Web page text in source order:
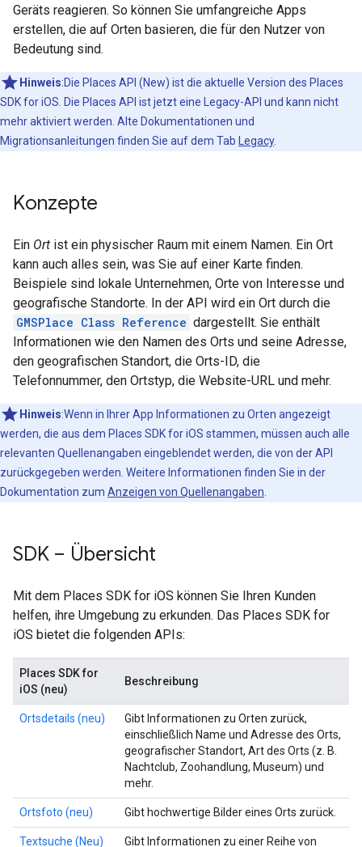
Geräts reagieren. So können Sie umfangreiche Apps
erstellen, die auf Orten basieren, die für den Nutzer von
Bedeutung sind.
Hinweis:Die Places API (New) ist die aktuelle Version des Places
SDK for iOS. Die Places API ist jetzt eine Legacy-API und kann nicht
mehr aktiviert werden. Alte Dokumentationen und
Migrationsanleitungen finden Sie auf dem Tab
Legacy.
Konzepte
Ein Ort ist ein physischer Raum mit einem Namen. Ein Ort
kann auch alles sein, was Sie auf einer Karte finden.
Beispiele sind lokale Unternehmen, Orte von Interesse und
geografische Standorte. In der API wird ein Ort durch die
GMSPlace Class Reference dargestellt. Sie enthält
Informationen wie den Namen des Orts und seine Adresse,
den geografischen Standort, die Orts-ID, die
Telefonnummer, den Ortstyp, die Website-URL und mehr.
Hinweis:Wenn in Ihrer App Informationen zu Orten angezeigt
werden, die aus dem Places SDK for iOS stammen, müssen auch alle
relevanten Quellenangaben eingeblendet werden, die von der API
zurückgegeben werden. Weitere Informationen finden Sie in der
Dokumentation zum Anzeigen von Quellenangaben
SDK – Übersicht
Mit dem Places SDK for iOS können Sie Ihren Kunden
helfen, ihre Umgebung zu erkunden. Das Places SDK for
iOS bietet die folgenden APIs:
Places SDK for
iOS (neu)
Beschreibung
Ortsdetails (neu)
Gibt Informationen zu Orten zurück,
einschließlich Name und Adresse des Orts,
geografischer Standort, Art des Orts (z. B.
Nachtclub, Zoohandlung, Museum) und
mehr.
Ortsfoto (neu) Gibt hochwertige Bilder eines Orts zurück.
Textsuche (Neu) Gibt Informationen zu einer Reihe von